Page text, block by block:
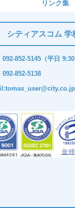
リンク集
シティアスコム 学
852-5145（平日 9:30
092-852-5138